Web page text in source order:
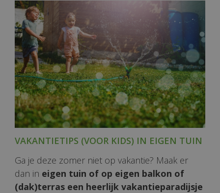
VAKANTIETIPS (VOOR KIDS) IN EIGEN TUIN
Ga je deze zomer niet op vakantie? Maak er
dan in eigen tuin of op eigen balkon of
(dak)terras een heerlijk vakantieparadijsje